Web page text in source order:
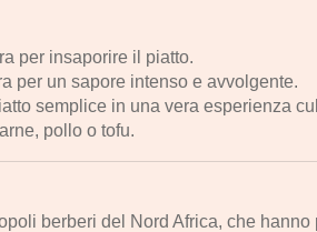
per insaporire il piatto.
per un sapore intenso e avvolgente.
semplice in una vera esperienza
pollo o tofu.
berberi del Nord Africa, che